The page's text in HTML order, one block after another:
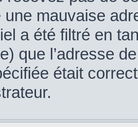
une mauvaise
a été filtré en
que l’adresse
était